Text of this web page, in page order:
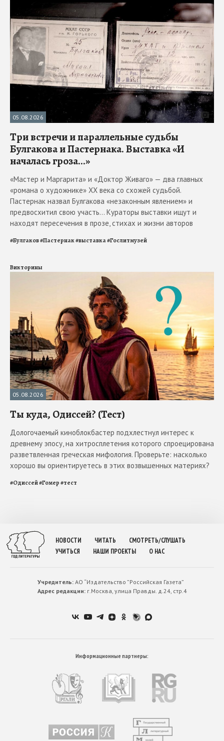
05.08.2026
Три встречи и параллельные судьбы
Булгакова и Пастернака. Выставка «И
началась гроза...»
«Мастер и Маргарита» и «Доктор Живаго» — два главных
«романа о художнике» ХХ века со схожей судьбой.
Пастернак назвал Булгакова «незаконным явлением» и
предвосхитил свою участь... Кураторы выставки ищут и
находят пересечения в прозе, стихах и жизни авторов
#Булгаков#Пастернак#выставка#Гослитмузей
Викторины
05.08.2026
Ты куда, Одиссей? (Тест)
Дологочаемый киноблокбастер подхлестнул интерес к
древнему эпосу, на хитросплетения которого спроецирована
разветвленная греческая мифология. Проверьте: насколько
хорошо вы ориентируетесь в этих возвышенных материях?
#Одиссей#Гомер#тест
НОВОСТИ ЧИТАТЬ
СМОТРЕТЬ/СЛУШАТЬ
УЧИТЬСЯ
НАШИ ПРОЕКТЫ О НАС
Учредитель:АО “Издательство ”Российская Газета”
Адрес редакции:г.Москва, улица Правды. д.24, стр.4
Информационные партнеры: